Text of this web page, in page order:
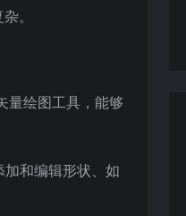
。
量绘图工具，能够
和编辑形状、如